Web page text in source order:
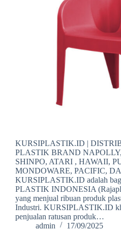
KURSIPLASTIK.ID |
PLASTIK BRAND
SHINPO, ATARI , HAWAII,
MONDOWARE, PACIFIC,
KURSIPLASTIK.ID adalah
PLASTIK INDONESIA
yang menjual ribuan produk
Industri. KURSIPLASTIK.ID
penjualan ratusan produk…
admin
17/09/2025